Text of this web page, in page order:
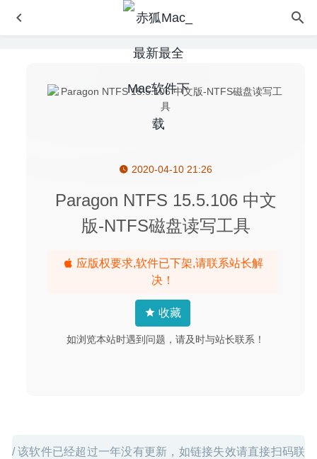
2020-04-10 21:26
Paragon NTFS 15.5.106 中文
版-NTFS磁盘读写工具
应版权要求,软件已下架,请联系站长解
决！
收藏
如浏览本站时遇到问题，请及时与站长联系！
/ 该软件已经超过一年没有更新，如链接失效请直接扫码联
Path Finder 9.0.8 for Mac中文版-功能强大的文件管理器
Contacts Sync Pro 8.3.3-通讯录快速同步工具 2023-11-25
Cover Desk Pro 1.3 – 优秀的桌面图标管理工具 2020-08-08
2020-03-24